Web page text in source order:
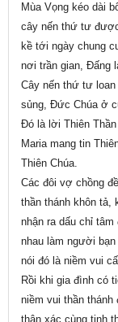
Mùa Vọng kéo dài
cây nến thứ tư
kề tới ngày chung
nơi trần gian, Đấng
Cây nến thứ tư
sủng, Đức Chúa ở
Đó là lời Thiên
Maria mang tin
Thiên Chúa.
Các đôi vợ chồng
thần thánh khôn tả,
nhận ra dấu chỉ
nhau làm người
nói đó là niềm vui
Rồi khi gia đình có
niềm vui thần
thân xác cùng tinh